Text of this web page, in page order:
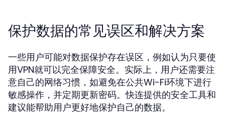
保护数据的常见误区和解决方案
一些用户可能对数据保护存在误区，例如认为只要使
用VPN就可以完全保障安全。实际上，用户还需要注
意自己的网络习惯，如避免在公共Wi-Fi环境下进行
敏感操作，并定期更新密码。快连提供的安全工具和
建议能帮助用户更好地保护自己的数据。